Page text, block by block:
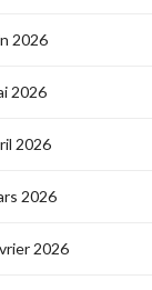
2026
2026
2026
2026
2026